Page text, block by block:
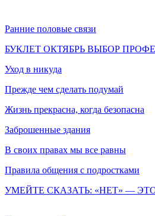
Ранние половые связи
БУКЛЕТ ОКТЯБРЬ ВЫБОР
Уход в никуда
Прежде чем сделать подумай
Жизнь прекрасна, когда безопасна
Заброшенные здания
В своих правах мы все равны
Правила общения с подростками
УМЕЙТЕ СКАЗАТЬ: «НЕТ» —